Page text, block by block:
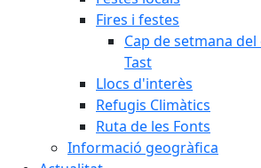
Fires i festes
Cap de setmana
Tast
Llocs d'interès
Refugis Climàtics
Ruta de les Fonts
Informació geogràfica